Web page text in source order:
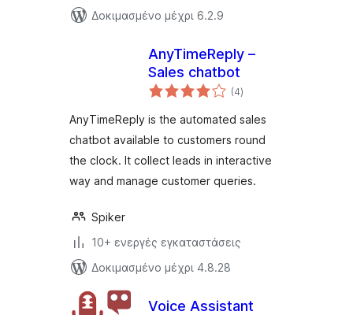
Δοκιμασμένο μέχρι 6.2.9
AnyTimeReply –
Sales chatbot
(4αξιολογήσεις
σύνολο
)
AnyTimeReply is the automated sales
chatbot available to customers round
the clock. It collect leads in interactive
way and manage customer queries.
Spiker
10+ ενεργές εγκαταστάσεις
Δοκιμασμένο μέχρι 4.8.28
Voice Assistant